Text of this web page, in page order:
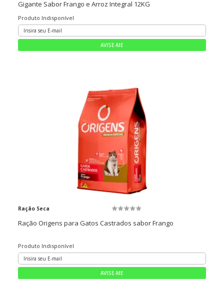
Gigante Sabor Frango e Arroz Integral 12KG
Produto Indisponível
Ração Seca
Ração Origens para Gatos Castrados sabor Frango
Produto Indisponível